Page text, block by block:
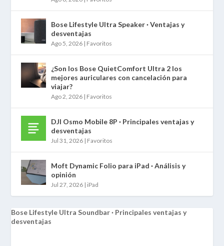
Bose Lifestyle Ultra Speaker · Ventajas y
desventajas
Ago 5, 2026 | Favoritos
¿Son los Bose QuietComfort Ultra 2 los
mejores auriculares con cancelación para
viajar?
Ago 2, 2026 | Favoritos
DJI Osmo Mobile 8P · Principales ventajas y
desventajas
Jul 31, 2026 | Favoritos
Moft Dynamic Folio para iPad · Análisis y
opinión
Jul 27, 2026 | iPad
Bose Lifestyle Ultra Soundbar · Principales ventajas y
desventajas